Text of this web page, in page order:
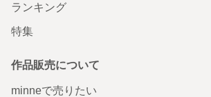
ランキング
特集
作品販売について
minneで売りたい